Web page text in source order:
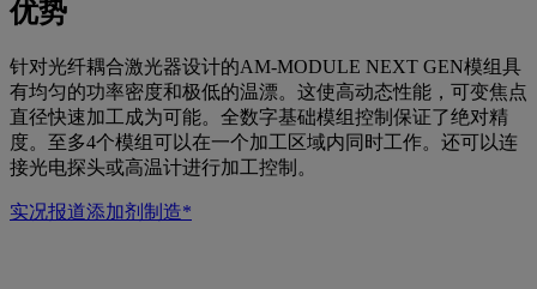
优势
针对光纤耦合激光器设计的AM-MODULE NEXT GEN模组具
有均匀的功率密度和极低的温漂。这使高动态性能，可变焦点
直径快速加工成为可能。全数字基础模组控制保证了绝对精
度。至多4个模组可以在一个加工区域内同时工作。还可以连
接光电探头或高温计进行加工控制。
实况报道添加剂制造*